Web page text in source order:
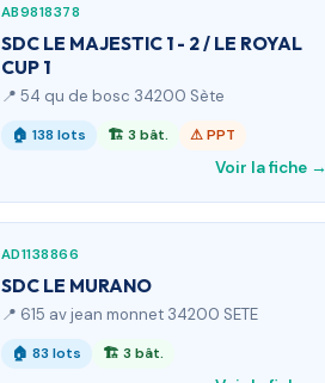
AB9818378
SDC LE MAJESTIC 1 - 2 / LE ROYAL
CUP 1
📍 54 qu de bosc 34200 Sète
🏠 138 lots 🏗 3 bât. ⚠ PPT
Voir la fiche →
AD1138866
SDC LE MURANO
📍 615 av jean monnet 34200 SETE
🏠 83 lots 🏗 3 bât.